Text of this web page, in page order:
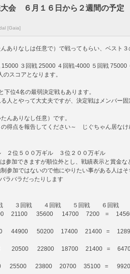
会 ６月１６日から２週間の予定
[Gaia]
ありなしは任意で）で戦ってもらい、ベスト
３回戦 25000 ４回戦-4000 ５回戦 75000
スコアとなります。
下位4名の最弱決定戦もあります。
人とやって大丈夫ですが、決定戦はメンバー
んありなし任意）です。
得点を報告してください～　じぐちゃん居な
２位５００万ギル　３位２００万ギル
参加できますが順位外とし、戦績表示と賞金な
参加ではないので他にやりたい事がある人はそ
バラバラだったりします
　　２回戦　　３回戦　　４回戦　　５回戦　　６回戦
21100      35600      14700     7200    =
44900      50200     17400     21400   =
20500      22800     18700     21400   =
25500      23800     20700     35100   =